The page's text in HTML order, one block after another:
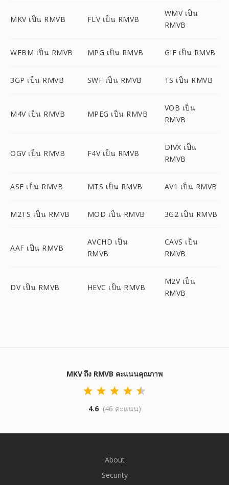
MKV เป็น RMVB FLV เป็น RMVB
WMV เป็น
RMVB
WEBM เป็น RMVB MPG เป็น RMVB GIF เป็น RMVB
3GP เป็น RMVB SWF เป็น RMVB TS เป็น RMVB
M4V เป็น RMVB MPEG เป็น RMVB
VOB เป็น
RMVB
OGV เป็น RMVB F4V เป็น RMVB
DIVX เป็น
RMVB
ASF เป็น RMVB MTS เป็น RMVB AV1 เป็น RMVB
M2TS เป็น RMVB MOD เป็น RMVB 3G2 เป็น RMVB
AAF เป็น RMVB
AVCHD เป็น
RMVB
CAVS เป็น
RMVB
DV เป็น RMVB HEVC เป็น RMVB
M2V เป็น
RMVB
MKV ถึง RMVB คะแนนคุณภาพ
4.6 (46 คะแนน)
About
Security